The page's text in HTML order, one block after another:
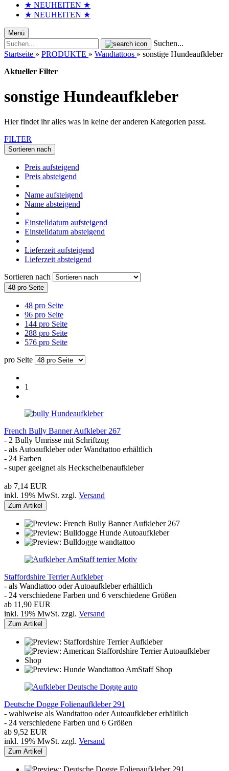
★ NEUHEITEN ★
★ NEUHEITEN ★
Menü
Suchen...
Startseite » PRODUKTE » Wandtattoos » sonstige Hundeaufkleber
Aktueller Filter
sonstige Hundeaufkleber
Hier findet ihr alles was in keine der anderen Kategorien passt.
FILTER
Sortieren nach
Preis aufsteigend
Preis absteigend
Name aufsteigend
Name absteigend
Einstelldatum aufsteigend
Einstelldatum absteigend
Lieferzeit aufsteigend
Lieferzeit absteigend
Sortieren nach
48 pro Seite
48 pro Seite
96 pro Seite
144 pro Seite
288 pro Seite
576 pro Seite
pro Seite
1
French Bully Banner Aufkleber 267
- 2 Bully Umrisse mit Schriftzug
- als Autoaufkleber oder Wandtattoo erhältlich
- 24 Farben
- super geeignet als Heckscheibenaufkleber
ab 7,14 EUR
inkl. 19% MwSt. zzgl. Versand
Zum Artikel
Staffordshire Terrier Aufkleber
- als Wandtattoo oder Autoaufkleber erhältlich
- 24 verschiedene Farben und 6 verschiedene Größen
ab 11,90 EUR
inkl. 19% MwSt. zzgl. Versand
Zum Artikel
Deutsche Dogge Folienaufkleber 291
- wahlweise als Wandtattoo oder Autoaufkleber erhältlich
- 24 verschiedene Farben und 6 Größen
ab 9,52 EUR
inkl. 19% MwSt. zzgl. Versand
Zum Artikel